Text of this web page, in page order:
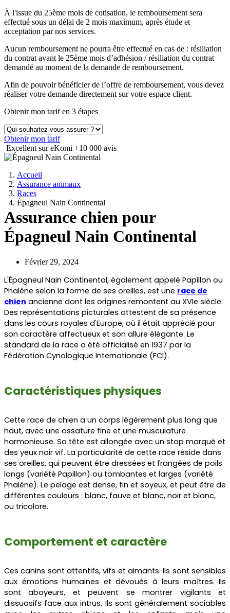
À l'issue du 25ème mois de cotisation, le remboursement sera
effectué sous un délai de 2 mois maximum, après étude et
acceptation par nos services.
Aucun remboursement ne pourra être effectué en cas de : résiliation
du contrat avant le 25ème mois d’adhésion / résiliation du contrat
demandé au moment de la demande de remboursement.
Afin de pouvoir bénéficier de l’offre de remboursement, vous devez
réaliser votre demande directement sur votre espace client.
Obtenir mon tarif en 3 étapes
Obtenir mon tarif
Excellent sur eKomi +10 000 avis
Accueil
Assurance animaux
Races
Épagneul Nain Continental
Assurance chien pour
Épagneul Nain Continental
Février 29, 2024
L'Épagneul Nain Continental, également appelé Papillon ou
Phalène selon la forme de ses oreilles, est une race de
chien ancienne dont les origines remontent au XVIe siècle.
Des représentations picturales attestent de sa présence
dans les cours royales d'Europe, où il était apprécié pour
son caractère affectueux et son allure élégante. Le
standard de la race a été officialisé en 1937 par la
Fédération Cynologique Internationale (FCI).
Caractéristiques physiques
Cette race de chien a un corps légèrement plus long que
haut, avec une ossature fine et une musculature
harmonieuse. Sa tête est allongée avec un stop marqué et
des yeux noir vif. La particularité de cette race réside dans
ses oreilles, qui peuvent être dressées et frangées de poils
longs (variété Papillon) ou tombantes et larges (variété
Phalène). Le pelage est dense, fin et soyeux, et peut être de
différentes couleurs : blanc, fauve et blanc, noir et blanc,
ou tricolore.
Comportement et caractère
Ces canins sont attentifs, vifs et aimants. Ils sont sensibles
aux émotions humaines et dévoués à leurs maîtres. Ils
sont aboyeurs, et peuvent se montrer vigilants et
dissuasifs face aux intrus. Ils sont généralement sociables